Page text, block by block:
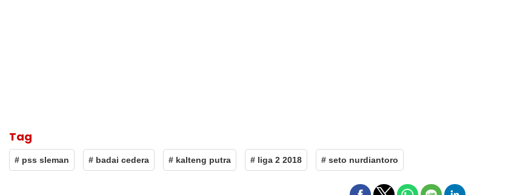
Tag
# pss sleman # badai cedera # kalteng putra # liga 2 2018 # seto nurdiantoro